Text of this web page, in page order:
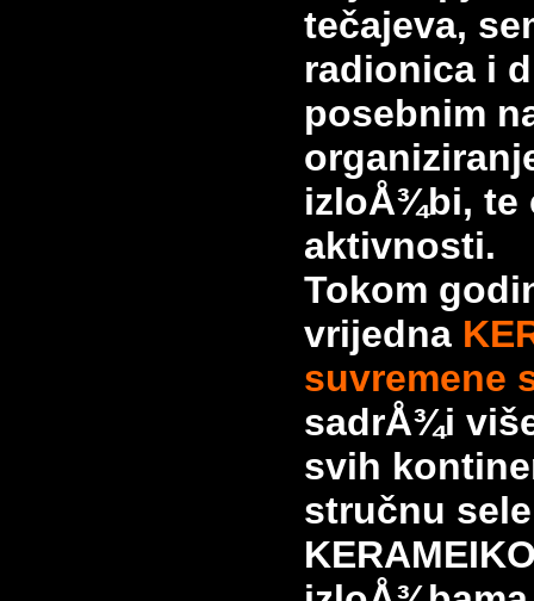
tečajeva,
radionica i
posebnim
izloÅ¾bi, te
aktivnosti.
Tokom
vrijedna
suvremene
sadrÅ¾i
svih
stručnu